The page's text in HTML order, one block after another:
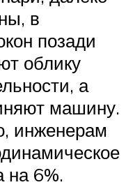
в
позади
облику
а
машину.
инженерам
на 6%.